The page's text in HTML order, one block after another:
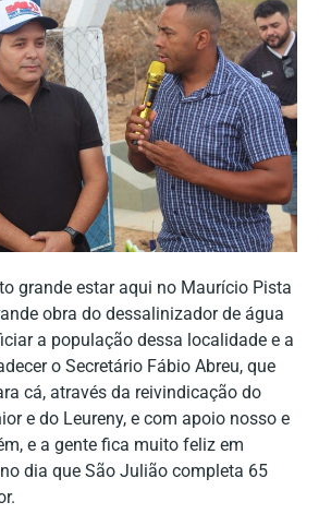
grande estar aqui no Maurício Pista
obra do dessalinizador de água
a população dessa localidade e a
o Secretário Fábio Abreu, que
cá, através da reivindicação do
e do Leureny, e com apoio nosso e
e a gente fica muito feliz em
dia que São Julião completa 65